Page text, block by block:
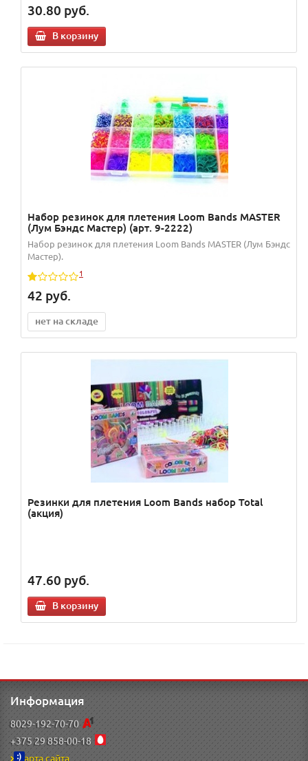
30.80 руб.
В корзину
Набор резинок для плетения Loom Bands MASTER
(Лум Бэндс Мастер) (арт. 9-2222)
Набор резинок для плетения Loom Bands MASTER (Лум Бэндс
Мастер).
1
42 руб.
нет на складе
Резинки для плетения Loom Bands набор Total
(акция)
47.60 руб.
В корзину
Информация
8029-192-70-70
+375 29 858-00-18
Карта сайта